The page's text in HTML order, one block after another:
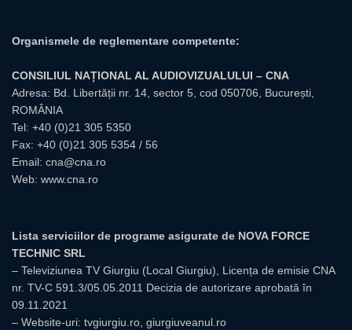
Organismele de reglementare competente:
CONSILIUL NAȚIONAL AL AUDIOVIZUALULUI – CNA
Adresa: Bd. Libertății nr. 14, sector 5, cod 050706, București,
ROMÂNIA
Tel: +40 (0)21 305 5350
Fax: +40 (0)21 305 5354 / 56
Email: cna@cna.ro
Web: www.cna.ro
Lista serviciilor de programe asigurate de NOVA FORCE
TECHNIC SRL
– Televiziunea TV Giurgiu (Local Giurgiu), Licența de emisie CNA
nr. TV-C 591.3/05.05.2011 Decizia de autorizare aprobată în
09.11.2021
– Website-uri: tvgiurgiu.ro, giurgiuveanul.ro